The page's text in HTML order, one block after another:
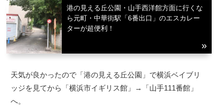
港の見える丘公園・山手西洋館方面に行くな
ら元町・中華街駅「6番出口」のエスカレー
ターが超便利！
天気が良かったので「港の見える丘公園」で横浜ベイブリ
ッジを見てから「横浜市イギリス館」→「山手111番館」
へ。